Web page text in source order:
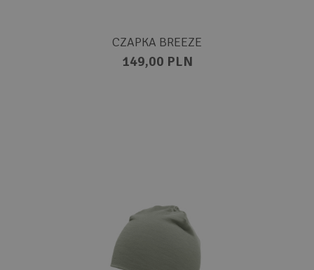
CZAPKA BREEZE
149,00 PLN